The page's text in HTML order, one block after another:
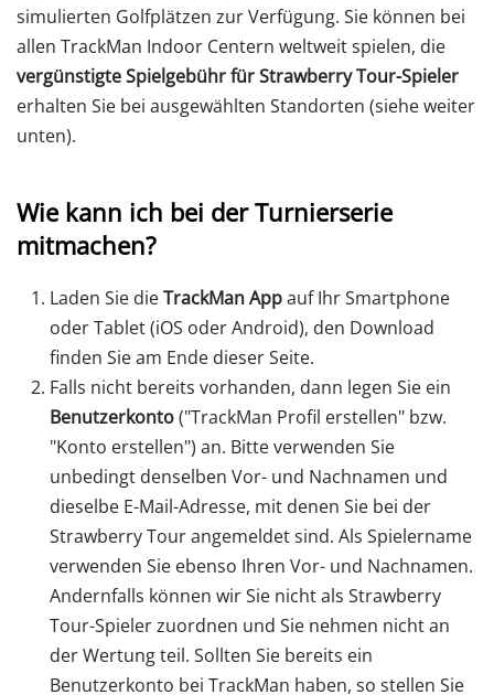
simulierten Golfplätzen zur Verfügung. Sie können bei
allen TrackMan Indoor Centern weltweit spielen, die
vergünstigte Spielgebühr für Strawberry Tour-Spieler
erhalten Sie bei ausgewählten Standorten (siehe weiter
unten).
Wie kann ich bei der Turnierserie
mitmachen?
Laden Sie dieTrackMan Appauf Ihr Smartphone
oder Tablet (iOS oder Android), den Download
finden Sie am Ende dieser Seite.
Falls nicht bereits vorhanden, dann legen Sie ein
Benutzerkonto("TrackMan Profil erstellen" bzw.
"Konto erstellen") an. Bitte verwenden Sie
unbedingt denselben Vor- und Nachnamen und
dieselbe E-Mail-Adresse, mit denen Sie bei der
Strawberry Tour angemeldet sind. Als Spielername
verwenden Sie ebenso Ihren Vor- und Nachnamen.
Andernfalls können wir Sie nicht als Strawberry
Tour-Spieler zuordnen und Sie nehmen nicht an
der Wertung teil. Sollten Sie bereits ein
Benutzerkonto bei TrackMan haben, so stellen Sie